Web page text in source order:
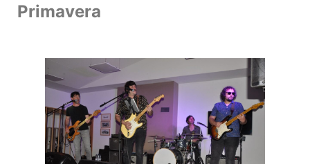
Primavera